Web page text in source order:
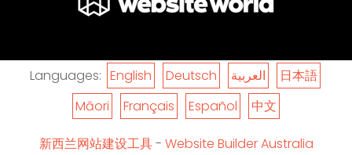
Languages: English Deutsch العربية
日本語
Māori
Français Español 中文
新西兰网站建设工具- Website Builder Australia